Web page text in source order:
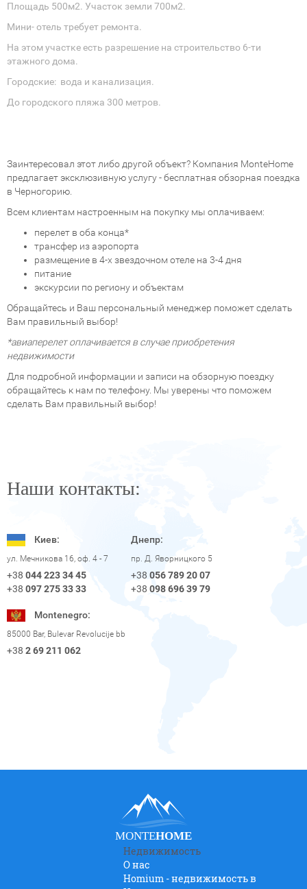
Площадь 500м2. Участок земли 700м2.
Мини- отель требует ремонта.
На этом участке есть разрешение на строительство 6-ти
этажного дома.
Городские: вода и канализация.
До городского пляжа 300 метров.
Заинтересовал этот либо другой объект? Компания MonteHome
предлагает эксклюзивную услугу - бесплатная обзорная поездка
в Черногорию.
Всем клиентам настроенным на покупку мы оплачиваем:
перелет в оба конца*
трансфер из аэропорта
размещение в 4-х звездочном отеле на 3-4 дня
питание
экскурсии по региону и объектам
Обращайтесь и Ваш персональный менеджер поможет сделать
Вам правильный выбор!
*авиаперелет оплачивается в случае приобретения
недвижимости
Для подробной информации и записи на обзорную поездку
обращайтесь к нам по телефону. Мы уверены что поможем
сделать Вам правильный выбор!
Наши контакты:
Киев:
ул. Мечникова 16, оф. 4 - 7
+38 044 223 34 45
+38 097 275 33 33
Днепр:
пр. Д. Яворницкого 5
+38 056 789 20 07
+38 098 696 39 79
Montenegro:
85000 Bar, Bulevar Revolucije bb
+38 2 69 211 062
MONTEHOME
Недвижимость
О нас
Homium - недвижимость в